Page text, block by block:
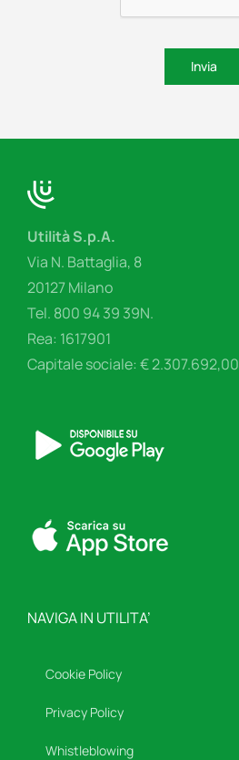
Invia
Utilità S.p.A.
Via N. Battaglia, 8
20127 Milano
Tel. 800 94 39 39N.
Rea: 1617901
Capitale sociale: € 2.307.692,00
NAVIGA IN UTILITA’
Cookie Policy
Privacy Policy
Whistleblowing